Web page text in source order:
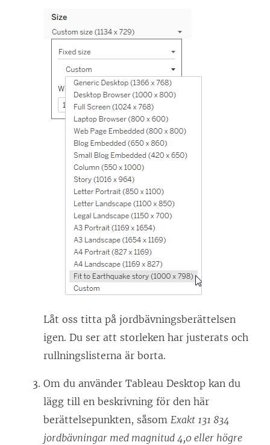
Låt oss titta på jordbävningsberättelsen
igen. Du ser att storleken har justerats och
rullningslisterna är borta.
Om du använder Tableau Desktop kan du
lägg till en beskrivning för den här
berättelsepunkten, såsom Exakt 131 834
jordbävningar med magnitud 4,0 eller högre